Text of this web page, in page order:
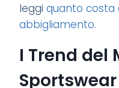
leggiquanto costa
abbigliamento.
I Trend del